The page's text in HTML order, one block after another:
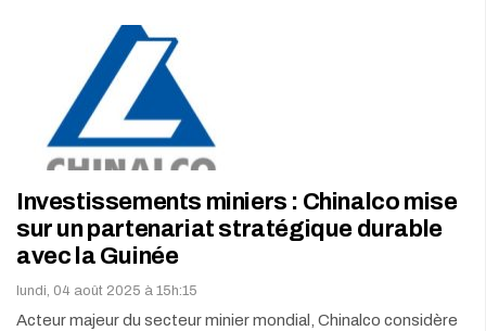
Investissements miniers : Chinalco mise
sur un partenariat stratégique durable
avec la Guinée
lundi, 04 août 2025 à 15h:15
Acteur majeur du secteur minier mondial, Chinalco considère